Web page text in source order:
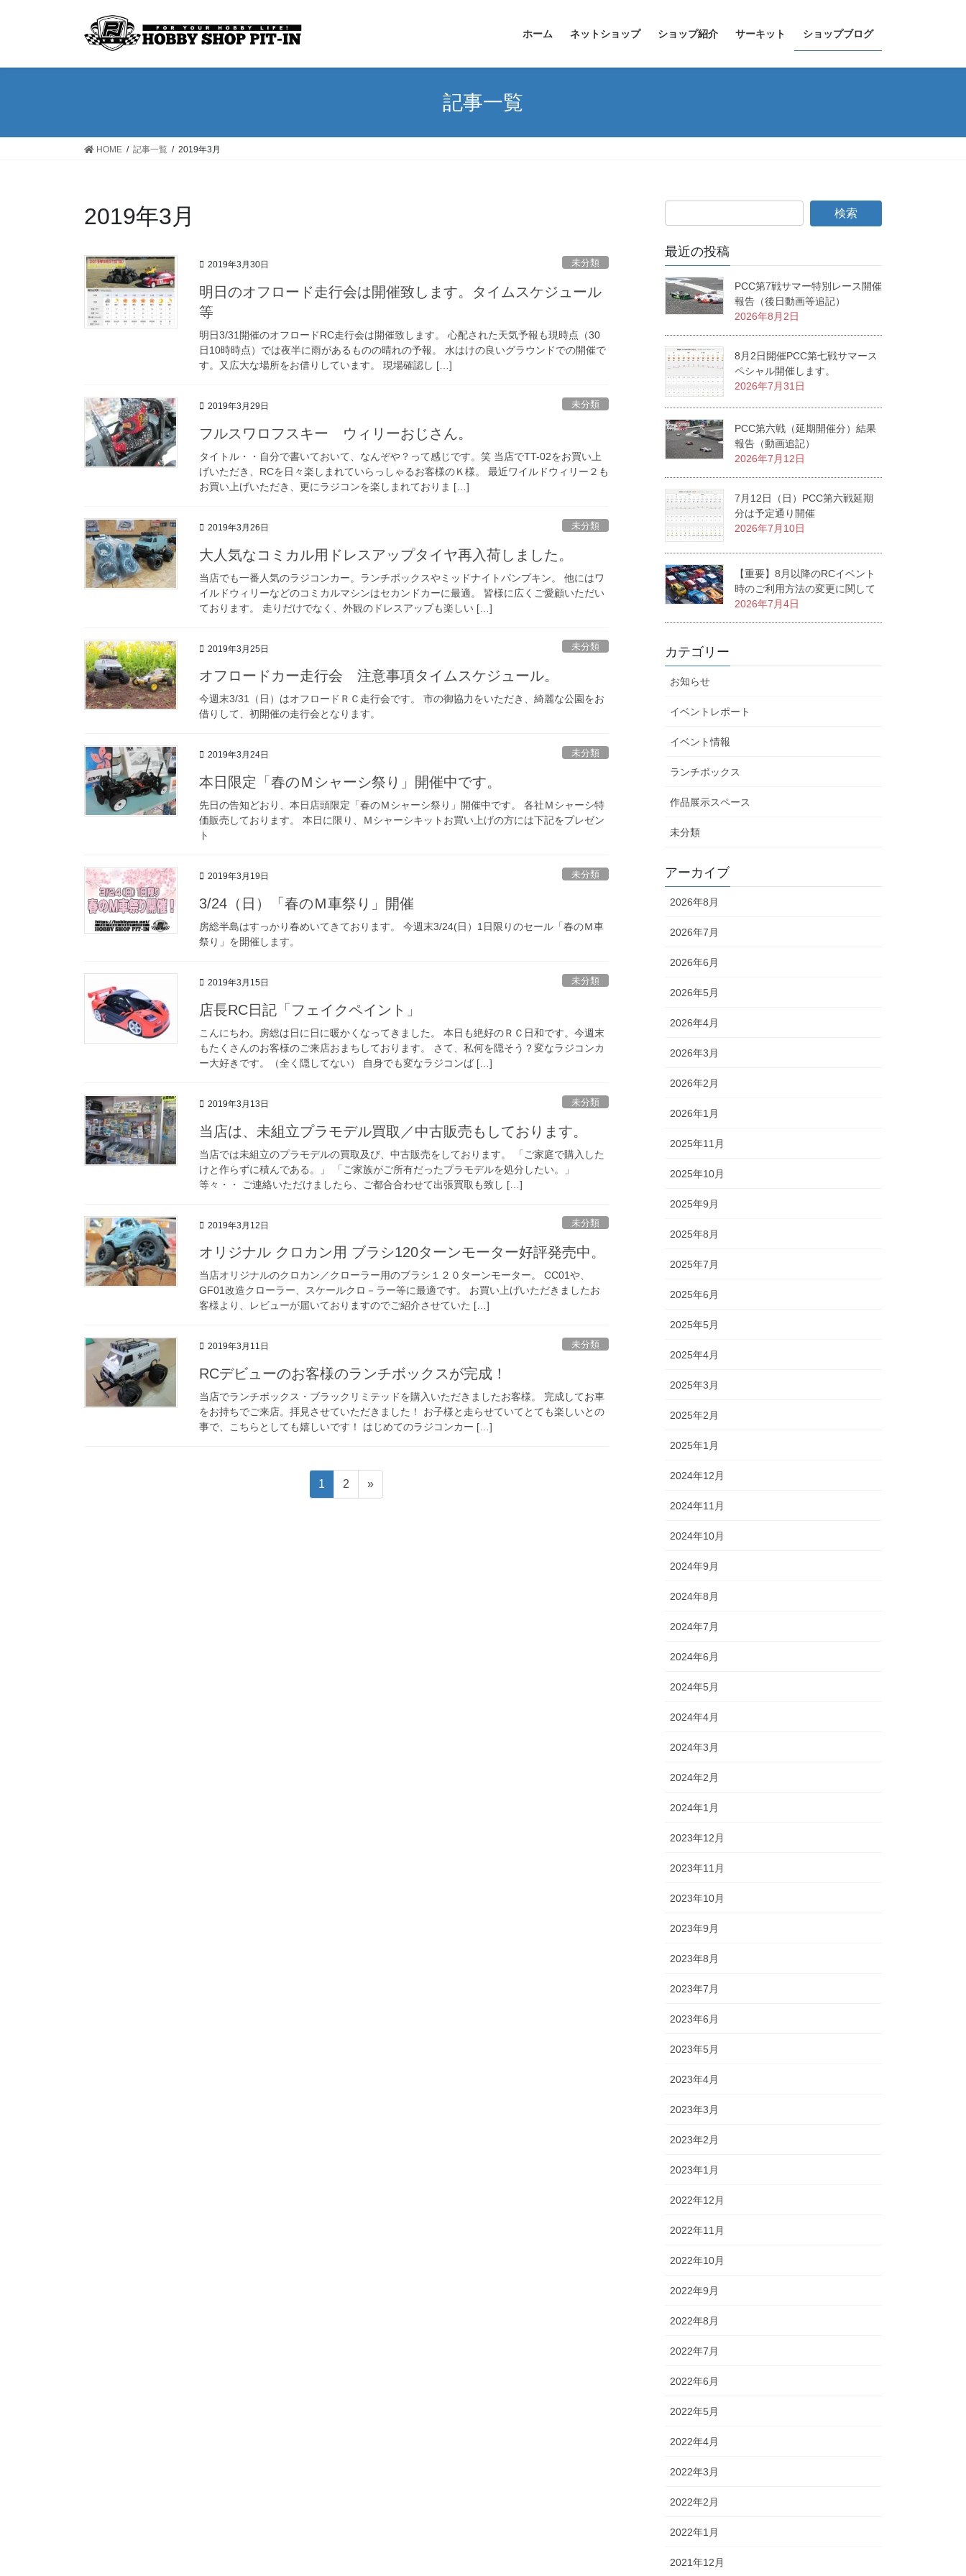
ホーム ネットショップ ショップ紹介 サーキット ショップブログ
記事一覧
HOME 記事一覧 2019年3月
2019年3月
2019年3月30日 未分類
明日のオフロード走行会は開催致します。タイムスケジュール
等
明日3/31開催のオフロードRC走行会は開催致します。 心配された天気予報も現時点（30
日10時時点）では夜半に雨があるものの晴れの予報。 水はけの良いグラウンドでの開催で
す。又広大な場所をお借りしています。 現場確認し […]
2019年3月29日 未分類
フルスワロフスキー ウィリーおじさん。
タイトル・・自分で書いておいて、なんぞや？って感じです。笑 当店でTT-02をお買い上
げいただき、RCを日々楽しまれていらっしゃるお客様のＫ様。 最近ワイルドウィリー２も
お買い上げいただき、更にラジコンを楽しまれておりま […]
2019年3月26日 未分類
大人気なコミカル用ドレスアップタイヤ再入荷しました。
当店でも一番人気のラジコンカー。ランチボックスやミッドナイトパンプキン。 他にはワ
イルドウィリーなどのコミカルマシンはセカンドカーに最適。 皆様に広くご愛顧いただい
ております。 走りだけでなく、外観のドレスアップも楽しい […]
2019年3月25日 未分類
オフロードカー走行会 注意事項タイムスケジュール。
今週末3/31（日）はオフロードＲＣ走行会です。 市の御協力をいただき、綺麗な公園をお
借りして、初開催の走行会となります。
2019年3月24日 未分類
本日限定「春のＭシャーシ祭り」開催中です。
先日の告知どおり、本日店頭限定「春のＭシャーシ祭り」開催中です。 各社Ｍシャーシ特
価販売しております。 本日に限り、Ｍシャーシキットお買い上げの方には下記をプレゼン
ト
2019年3月19日 未分類
3/24（日）「春のＭ車祭り」開催
房総半島はすっかり春めいてきております。 今週末3/24(日）1日限りのセール「春のＭ車
祭り」を開催します。
2019年3月15日 未分類
店長RC日記「フェイクペイント」
こんにちわ。房総は日に日に暖かくなってきました。 本日も絶好のＲＣ日和です。今週末
もたくさんのお客様のご来店おまちしております。 さて、私何を隠そう？変なラジコンカ
ー大好きです。（全く隠してない） 自身でも変なラジコンば […]
2019年3月13日 未分類
当店は、未組立プラモデル買取／中古販売もしております。
当店では未組立のプラモデルの買取及び、中古販売をしております。 「ご家庭で購入した
けと作らずに積んである。」 「ご家族がご所有だったプラモデルを処分したい。」
等々・・ ご連絡いただけましたら、ご都合合わせて出張買取も致し […]
2019年3月12日 未分類
オリジナル クロカン用 ブラシ120ターンモーター好評発売中。
当店オリジナルのクロカン／クローラー用のブラシ１２０ターンモーター。 CC01や、
GF01改造クローラー、スケールクロ－ラー等に最適です。 お買い上げいただきましたお
客様より、レビューが届いておりますのでご紹介させていた […]
2019年3月11日 未分類
RCデビューのお客様のランチボックスが完成！
当店でランチボックス・ブラックリミテッドを購入いただきましたお客様。 完成してお車
をお持ちでご来店。拝見させていただきました！ お子様と走らせていてとても楽しいとの
事で、こちらとしても嬉しいです！ はじめてのラジコンカー […]
固
定
1
固
定
2 »
最近の投稿
PCC第7戦サマー特別レース開催
報告（後日動画等追記）
2026年8月2日
8月2日開催PCC第七戦サマース
ペシャル開催します。
2026年7月31日
PCC第六戦（延期開催分）結果
報告（動画追記）
2026年7月12日
7月12日（日）PCC第六戦延期
分は予定通り開催
2026年7月10日
【重要】8月以降のRCイベント
時のご利用方法の変更に関して
2026年7月4日
カテゴリー
お知らせ
イベントレポート
イベント情報
ランチボックス
作品展示スペース
未分類
アーカイブ
2026年8月
2026年7月
2026年6月
2026年5月
2026年4月
2026年3月
2026年2月
2026年1月
2025年11月
2025年10月
2025年9月
2025年8月
2025年7月
2025年6月
2025年5月
2025年4月
2025年3月
2025年2月
2025年1月
2024年12月
2024年11月
2024年10月
2024年9月
2024年8月
2024年7月
2024年6月
2024年5月
2024年4月
2024年3月
2024年2月
2024年1月
2023年12月
2023年11月
2023年10月
2023年9月
2023年8月
2023年7月
2023年6月
2023年5月
2023年4月
2023年3月
2023年2月
2023年1月
2022年12月
2022年11月
2022年10月
2022年9月
2022年8月
2022年7月
2022年6月
2022年5月
2022年4月
2022年3月
2022年2月
2022年1月
2021年12月